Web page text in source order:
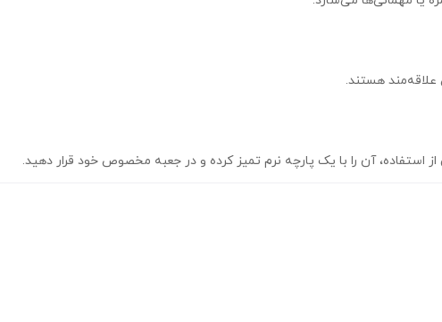
علاقه‌مند هستند.
آن را با یک پارچه نرم تمیز کرده و در جعبه مخصوص خود قرار دهید.